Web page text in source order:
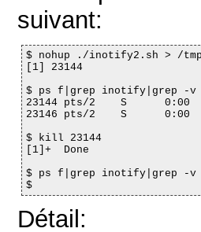
suivant:
$ nohup ./inotify2.sh > /
[1] 23144
$ ps f|grep inotify|grep -v
23144 pts/2    S      0:00
23146 pts/2    S      0:00  |
$ kill 23144
[1]+  Done
$ ps f|grep inotify|grep -v
$
Détail: